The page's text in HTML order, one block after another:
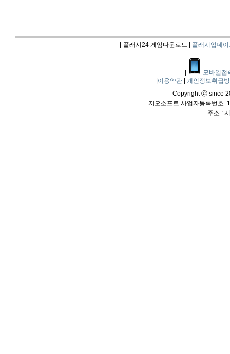
플래시24 게임다운로드 | 플래시업데이
모바일접
이용약관
개인정보취급
Copyright ⓒ since
지오소프트 사업자등록번호:
주소 :